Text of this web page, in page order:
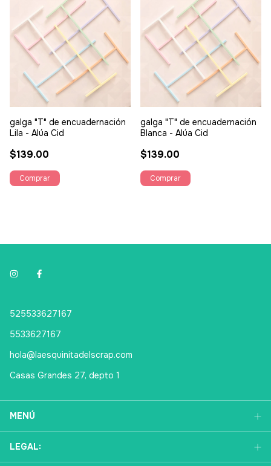
galga "T" de encuadernación
Lila - Alúa Cid
$139.00
galga "T" de encuadernación
Blanca - Alúa Cid
$139.00
525533627167
5533627167
hola@laesquinitadelscrap.com
Casas Grandes 27, depto 1
MENÚ
LEGAL: